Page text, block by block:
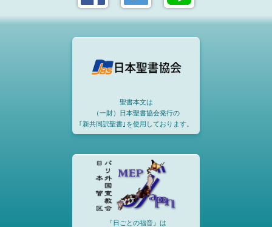
聖書本文は
（一財）日本聖書協会発行の
｢新共同訳聖書｣を使用しております。
『日ごとの福音』は